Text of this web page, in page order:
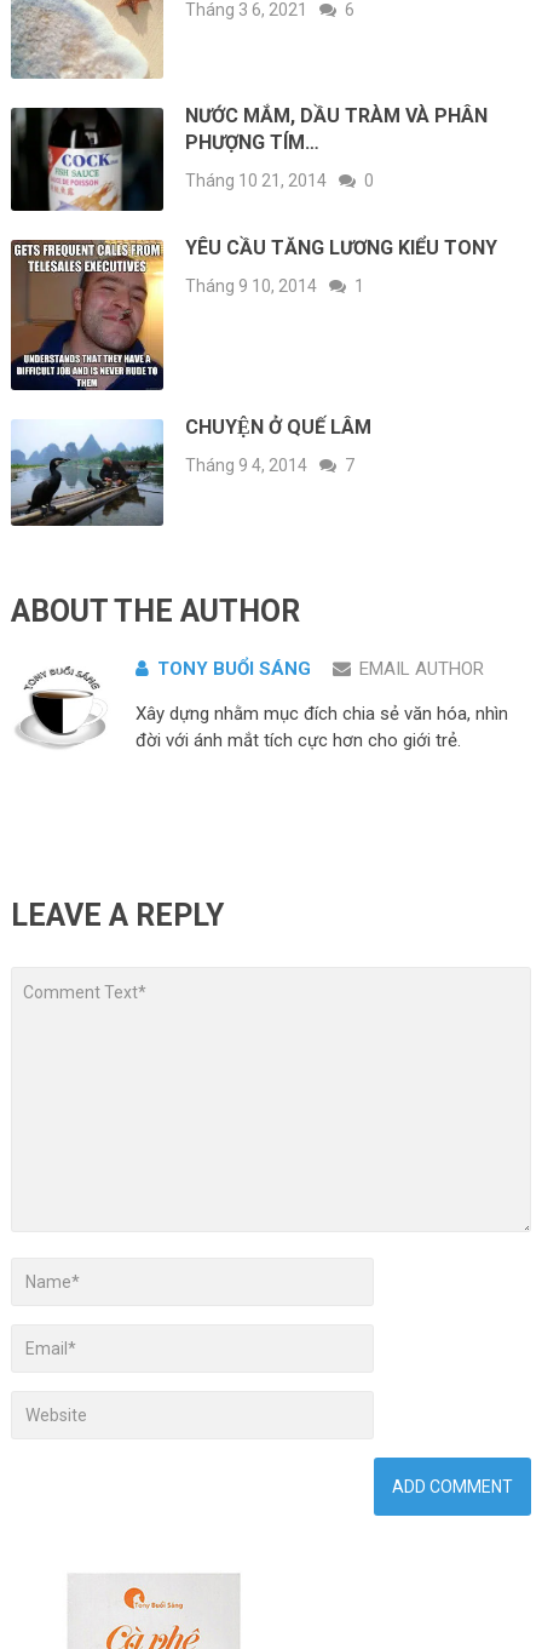
Tháng 3 6, 2021 6
NƯỚC MẮM, DẦU TRÀM VÀ PHÂN
PHƯỢNG TÍM…
Tháng 10 21, 2014 0
YÊU CẦU TĂNG LƯƠNG KIỂU TONY
Tháng 9 10, 2014 1
CHUYỆN Ở QUẾ LÂM
Tháng 9 4, 2014 7
ABOUT THE AUTHOR
TONY BUỔI SÁNG EMAIL AUTHOR
Xây dựng nhằm mục đích chia sẻ văn hóa, nhìn
đời với ánh mắt tích cực hơn cho giới trẻ.
LEAVE A REPLY